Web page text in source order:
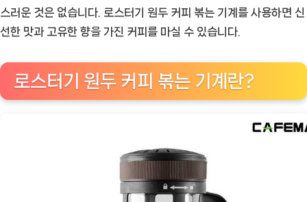
리
되
로
스
스러운 것은 없습니다. 로스터기 원두 커피 볶는 기계를 사용하면 신
선한 맛과 고유한 향을 가진 커피를 마실 수 있습니다.
로스터기 원두 커피 볶는 기계란?